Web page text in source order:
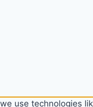
use technologies